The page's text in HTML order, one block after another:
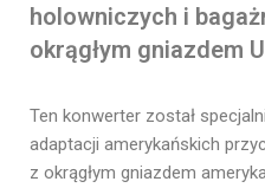
holowniczych i
okrągłym gniazdem
Ten konwerter został
adaptacji amerykańskich
z okrągłym gniazdem